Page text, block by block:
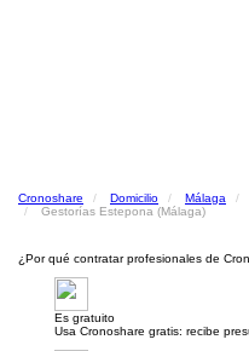
Cronoshare Domicilio Málaga
Gestorías Estepona (Málaga)
¿Por qué contratar profesionales de
Es gratuito
Usa Cronoshare gratis: recibe